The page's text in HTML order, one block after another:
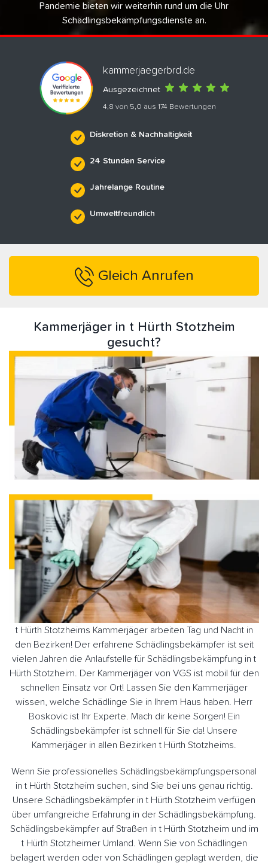
Pandemie bieten wir weiterhin rund um die Uhr
Schädlingsbekämpfungsdienste an.
kammerjaegerbrd.de
Ausgezeichnet
4,8 von 5,0 aus 174 Bewertungen
Diskretion & Nachhaltigkeit
24 Stunden Service
Jahrelange Routine
Umweltfreundlich
Gleich Anrufen
Kammerjäger in t Hürth Stotzheim
gesucht?
t Hürth Stotzheims Kammerjäger arbeiten Tag und Nacht in
den Bezirken! Der erfahrene Schädlingsbekämpfer ist seit
vielen Jahren die Anlaufstelle für Schädlingsbekämpfung in t
Hürth Stotzheim. Der Kammerjäger von VGS ist mobil für den
schnellen Einsatz vor Ort! Lassen Sie den Kammerjäger
wissen, welche Schädlinge Sie in Ihrem Haus haben. Herr
Boskovic ist Ihr Experte. Mach dir keine Sorgen! Ein
Schädlingsbekämpfer ist schnell für Sie da! Unsere
Kammerjäger in allen Bezirken t Hürth Stotzheims.
Wenn Sie professionelles Schädlingsbekämpfungspersonal
in t Hürth Stotzheim suchen, sind Sie bei uns genau richtig.
Unsere Schädlingsbekämpfer in t Hürth Stotzheim verfügen
über umfangreiche Erfahrung in der Schädlingsbekämpfung.
Schädlingsbekämpfer auf Straßen in t Hürth Stotzheim und im
t Hürth Stotzheimer Umland. Wenn Sie von Schädlingen
belagert werden oder von Schädlingen geplagt werden, die